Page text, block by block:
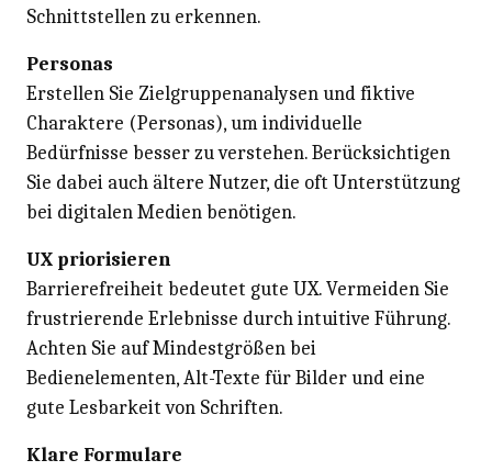
Schnittstellen zu erkennen.
Personas
Erstellen Sie Zielgruppenanalysen und fiktive
Charaktere (Personas), um individuelle
Bedürfnisse besser zu verstehen. Berücksichtigen
Sie dabei auch ältere Nutzer, die oft Unterstützung
bei digitalen Medien benötigen.
UX priorisieren
Barrierefreiheit bedeutet gute UX. Vermeiden Sie
frustrierende Erlebnisse durch intuitive Führung.
Achten Sie auf Mindestgrößen bei
Bedienelementen, Alt-Texte für Bilder und eine
gute Lesbarkeit von Schriften.
Klare Formulare